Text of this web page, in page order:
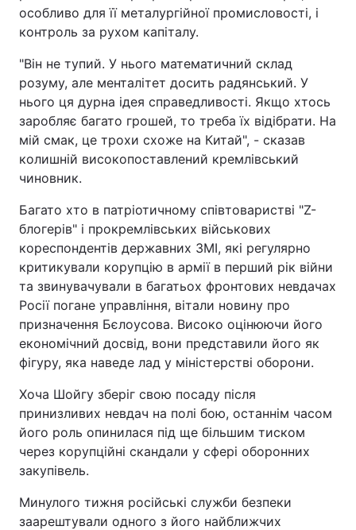
особливо для її металургійної промисловості, і
контроль за рухом капіталу.
"Він не тупий. У нього математичний склад
розуму, але менталітет досить радянський. У
нього ця дурна ідея справедливості. Якщо хтось
заробляє багато грошей, то треба їх відібрати. На
мій смак, це трохи схоже на Китай", - сказав
колишній високопоставлений кремлівський
чиновник.
Багато хто в патріотичному співтоваристві "Z-
блогерів" і прокремлівських військових
кореспондентів державних ЗМІ, які регулярно
критикували корупцію в армії в перший рік війни
та звинувачували в багатьох фронтових невдачах
Росії погане управління, вітали новину про
призначення Бєлоусова. Високо оцінюючи його
економічний досвід, вони представили його як
фігуру, яка наведе лад у міністерстві оборони.
Хоча Шойгу зберіг свою посаду після
принизливих невдач на полі бою, останнім часом
його роль опинилася під ще більшим тиском
через корупційні скандали у сфері оборонних
закупівель.
Минулого тижня російські служби безпеки
заарештували одного з його найближчих